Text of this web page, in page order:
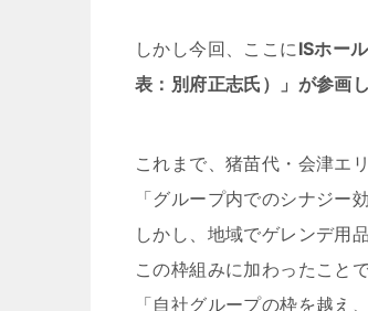
しかし今回、ここにISホー
表：別府正志氏）」が参画
これまで、猪苗代・会津エ
「グループ内でのシナジー
しかし、地域でゲレンデ用
この枠組みに加わったこと
「自社グループの枠を越え